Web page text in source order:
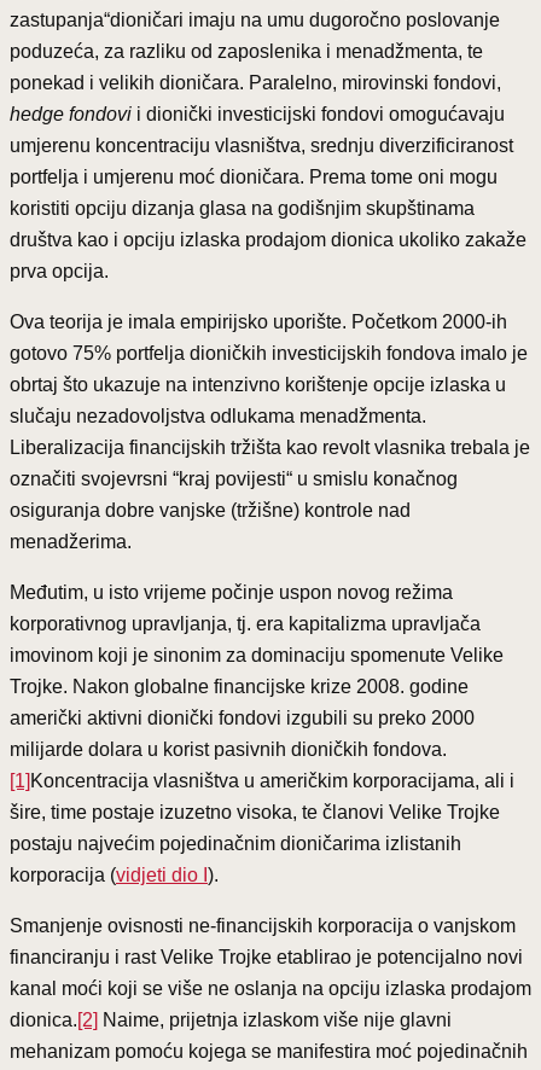
zastupanja“dioničari imaju na umu dugoročno poslovanje
poduzeća, za razliku od zaposlenika i menadžmenta, te
ponekad i velikih dioničara. Paralelno, mirovinski fondovi,
hedge fondovi i dionički investicijski fondovi omogućavaju
umjerenu koncentraciju vlasništva, srednju diverzificiranost
portfelja i umjerenu moć dioničara. Prema tome oni mogu
koristiti opciju dizanja glasa na godišnjim skupštinama
društva kao i opciju izlaska prodajom dionica ukoliko zakaže
prva opcija.
Ova teorija je imala empirijsko uporište. Početkom 2000-ih
gotovo 75% portfelja dioničkih investicijskih fondova imalo je
obrtaj što ukazuje na intenzivno korištenje opcije izlaska u
slučaju nezadovoljstva odlukama menadžmenta.
Liberalizacija financijskih tržišta kao revolt vlasnika trebala je
označiti svojevrsni “kraj povijesti“ u smislu konačnog
osiguranja dobre vanjske (tržišne) kontrole nad
menadžerima.
Međutim, u isto vrijeme počinje uspon novog režima
korporativnog upravljanja, tj. era kapitalizma upravljača
imovinom koji je sinonim za dominaciju spomenute Velike
Trojke. Nakon globalne financijske krize 2008. godine
američki aktivni dionički fondovi izgubili su preko 2000
milijarde dolara u korist pasivnih dioničkih fondova.
[1] Koncentracija vlasništva u američkim korporacijama, ali i
šire, time postaje izuzetno visoka, te članovi Velike Trojke
postaju najvećim pojedinačnim dioničarima izlistanih
korporacija (vidjeti dio I ).
Smanjenje ovisnosti ne-financijskih korporacija o vanjskom
financiranju i rast Velike Trojke etablirao je potencijalno novi
kanal moći koji se više ne oslanja na opciju izlaska prodajom
dionica.[2] Naime, prijetnja izlaskom više nije glavni
mehanizam pomoću kojega se manifestira moć pojedinačnih